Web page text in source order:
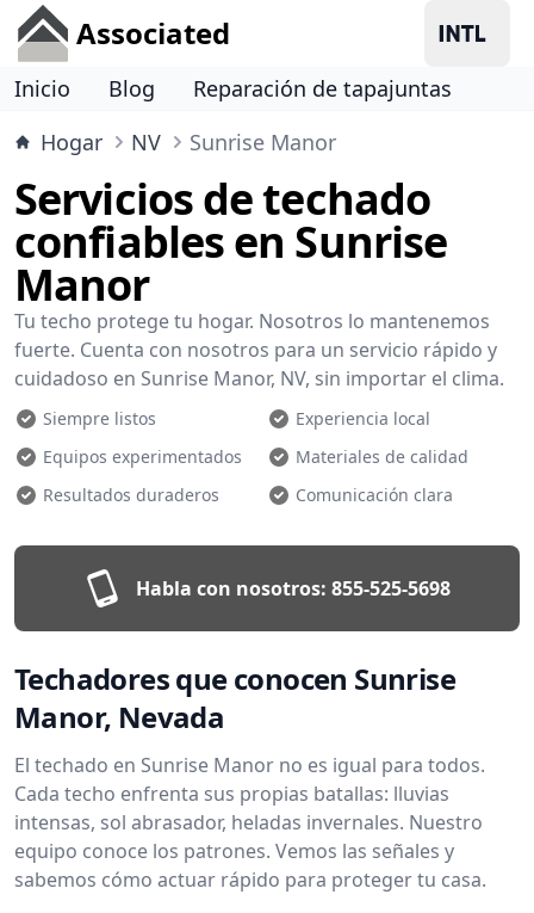
Associated
Inicio Blog
Reparación de tapajuntas
Hogar
NV Sunrise Manor
Servicios de techado
confiables en Sunrise
Manor
Tu techo protege tu hogar. Nosotros lo mantenemos
fuerte. Cuenta con nosotros para un servicio rápido y
cuidadoso en Sunrise Manor, NV, sin importar el clima.
Siempre listos
Experiencia local
Equipos experimentados
Materiales de calidad
Resultados duraderos
Comunicación clara
Habla con nosotros: 855-525-5698
Techadores que conocen Sunrise
Manor, Nevada
El techado en Sunrise Manor no es igual para todos.
Cada techo enfrenta sus propias batallas: lluvias
intensas, sol abrasador, heladas invernales. Nuestro
equipo conoce los patrones. Vemos las señales y
sabemos cómo actuar rápido para proteger tu casa.